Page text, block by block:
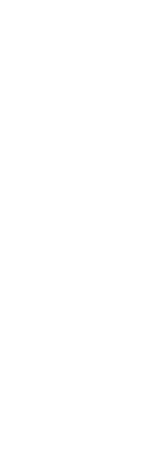
れます。 美味しいお茶を
た。